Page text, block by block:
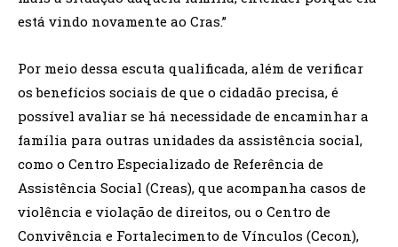
está vindo novamente ao Cras.”
Por meio dessa escuta qualificada, além de verificar
os benefícios sociais de que o cidadão precisa, é
possível avaliar se há necessidade de encaminhar a
família para outras unidades da assistência social,
como o Centro Especializado de Referência de
Assistência Social (Creas), que acompanha casos de
violência e violação de direitos, ou o Centro de
Convivência e Fortalecimento de Vínculos (Cecon),